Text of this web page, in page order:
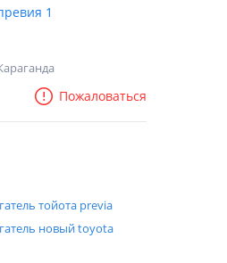
1
Пожаловаться
тойота previa
новый toyota